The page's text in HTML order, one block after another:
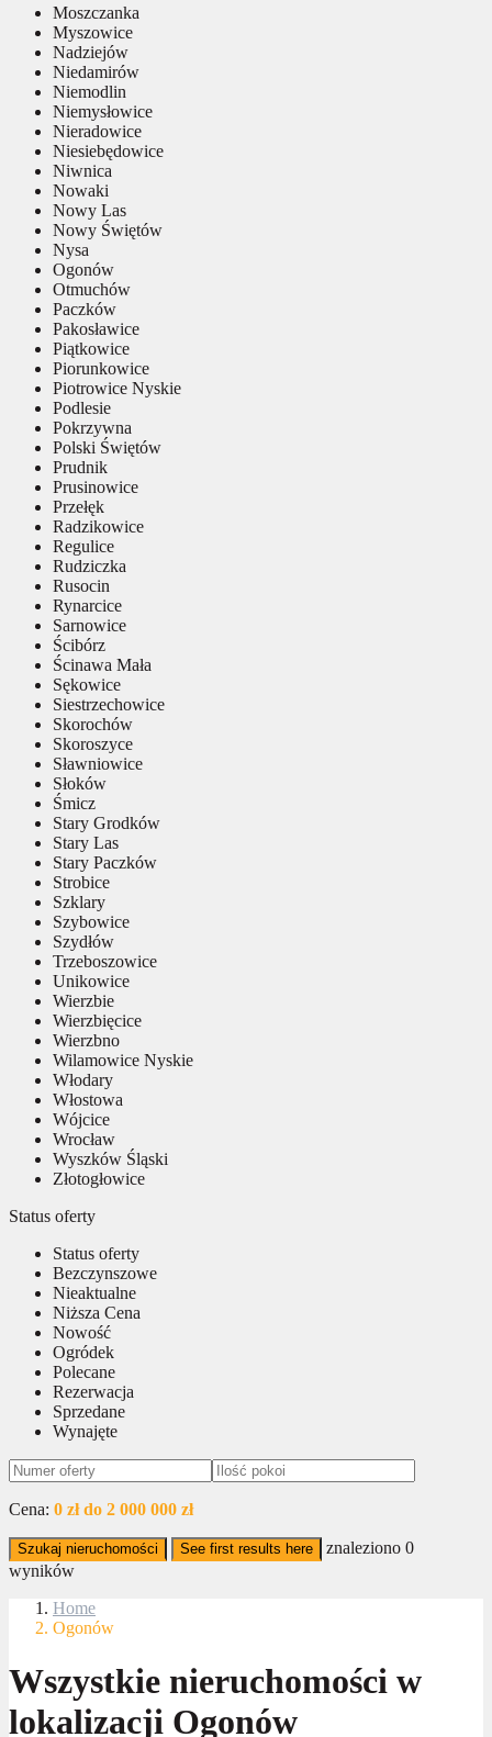
Moszczanka
Myszowice
Nadziejów
Niedamirów
Niemodlin
Niemysłowice
Nieradowice
Niesiebędowice
Niwnica
Nowaki
Nowy Las
Nowy Świętów
Nysa
Ogonów
Otmuchów
Paczków
Pakosławice
Piątkowice
Piorunkowice
Piotrowice Nyskie
Podlesie
Pokrzywna
Polski Świętów
Prudnik
Prusinowice
Przełęk
Radzikowice
Regulice
Rudziczka
Rusocin
Rynarcice
Sarnowice
Ścibórz
Ścinawa Mała
Sękowice
Siestrzechowice
Skorochów
Skoroszyce
Sławniowice
Słoków
Śmicz
Stary Grodków
Stary Las
Stary Paczków
Strobice
Szklary
Szybowice
Szydłów
Trzeboszowice
Unikowice
Wierzbie
Wierzbięcice
Wierzbno
Wilamowice Nyskie
Włodary
Włostowa
Wójcice
Wrocław
Wyszków Śląski
Złotogłowice
Status oferty
Status oferty
Bezczynszowe
Nieaktualne
Niższa Cena
Nowość
Ogródek
Polecane
Rezerwacja
Sprzedane
Wynajęte
Cena: 0 zł do 2 000 000 zł
Szukaj nieruchomości See first results here znaleziono 0
wyników
Home
Ogonów
Wszystkie nieruchomości w
lokalizacji Ogonów